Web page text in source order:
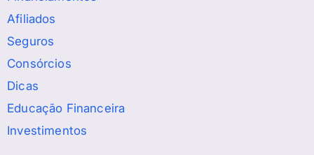
Afiliados
Seguros
Consórcios
Dicas
Educação Financeira
Investimentos